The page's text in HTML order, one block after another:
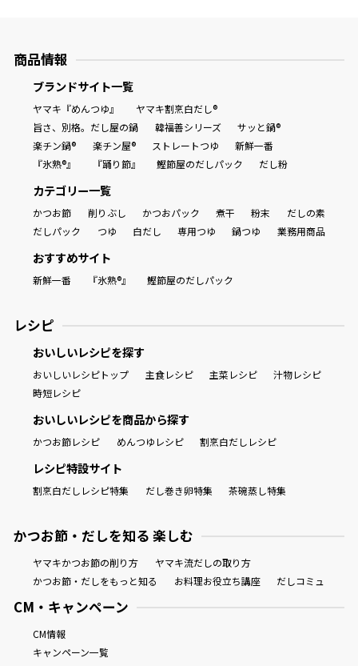
『踊り節』
新鮮一番
商品情報
ブランドサイト一覧
ヤマキ『めんつゆ』
ヤマキ割烹白だし®
旨さ、別格。だし屋の鍋
韓福善シリーズ
サッと鍋®
楽チン鍋®
楽チン屋® ストレートつゆ
新鮮一番
『氷熟®』
『踊り節』 鰹節屋のだしパック だし粉
カテゴリー一覧
かつお節 削りぶし かつおパック 煮干 粉末
だしの素
だしパック
つゆ 白だし 専用つゆ 鍋つゆ 業務用商品
おすすめサイト
新鮮一番 『氷熟®』 鰹節屋のだしパック
レシピ
おいしいレシピを探す
おいしいレシピトップ 主食レシピ 主菜レシピ
汁物レシピ
時短レシピ
おいしいレシピを商品から探す
かつお節レシピ めんつゆレシピ 割烹白だしレシピ
レシピ特設サイト
割烹白だしレシピ特集 だし巻き卵特集 茶碗蒸し特集
かつお節・だしを知る 楽しむ
ヤマキかつお節の削り方
ヤマキ流だしの取り方
かつお節・だしをもっと知る
お料理お役立ち講座 だしコミュ
CM・キャンペーン
CM情報
キャンペーン一覧